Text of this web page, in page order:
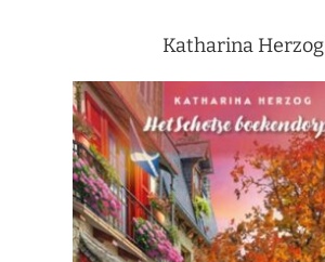
Katharina Herzog